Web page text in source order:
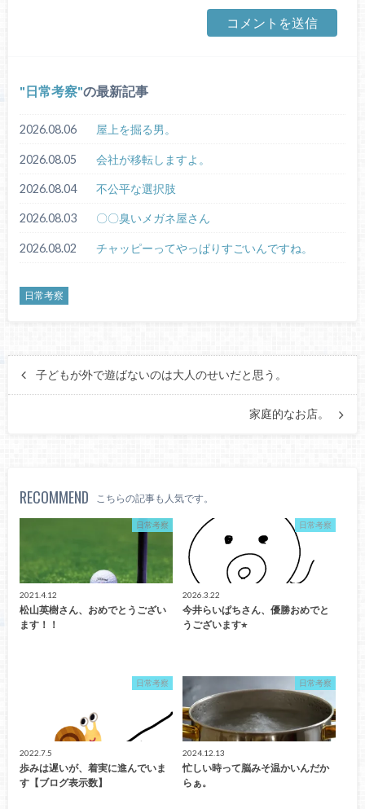
日常考察 の最新記事
2026.08.06 屋上を掘る男。
2026.08.05 会社が移転しますよ。
2026.08.04 不公平な選択肢
2026.08.03 〇〇臭いメガネ屋さん
2026.08.02 チャッピーってやっぱりすごいんですね。
日常考察
子どもが外で遊ばないのは大人のせいだと思う。
家庭的なお店。
RECOMMEND こちらの記事も人気です。
日常考察
2021.4.12
松山英樹さん、おめでとうござい
ます！！
日常考察
2026.3.22
今井らいぱちさん、優勝おめでと
うございます⭐︎
日常考察
2022.7.5
歩みは遅いが、着実に進んでいま
す【ブログ表示数】
日常考察
2024.12.13
忙しい時って脳みそ温かいんだか
らぁ。